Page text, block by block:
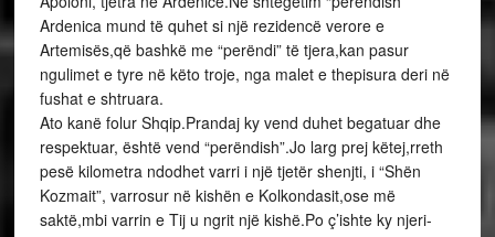
Ardenica mund të quhet si një rezidencë verore e
Artemisës,që bashkë me “perëndi” të tjera,kan pasur
ngulimet e tyre në këto troje, nga malet e thepisura deri në
fushat e shtruara.
Ato kanë folur Shqip.Prandaj ky vend duhet begatuar dhe
respektuar, është vend “perëndish”.Jo larg prej këtej,rreth
pesë kilometra ndodhet varri i një tjetër shenjti, i “Shën
Kozmait”, varrosur në kishën e Kolkondasit,ose më
saktë,mbi varrin e Tij u ngrit një kishë.Po ç’ishte ky njeri-